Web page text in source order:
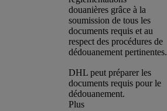
douanières grâce à la
soumission de tous les
documents requis et au
respect des procédures de
dédouanement pertinentes.
DHL peut préparer les
documents requis pour le
dédouanement.
Plus